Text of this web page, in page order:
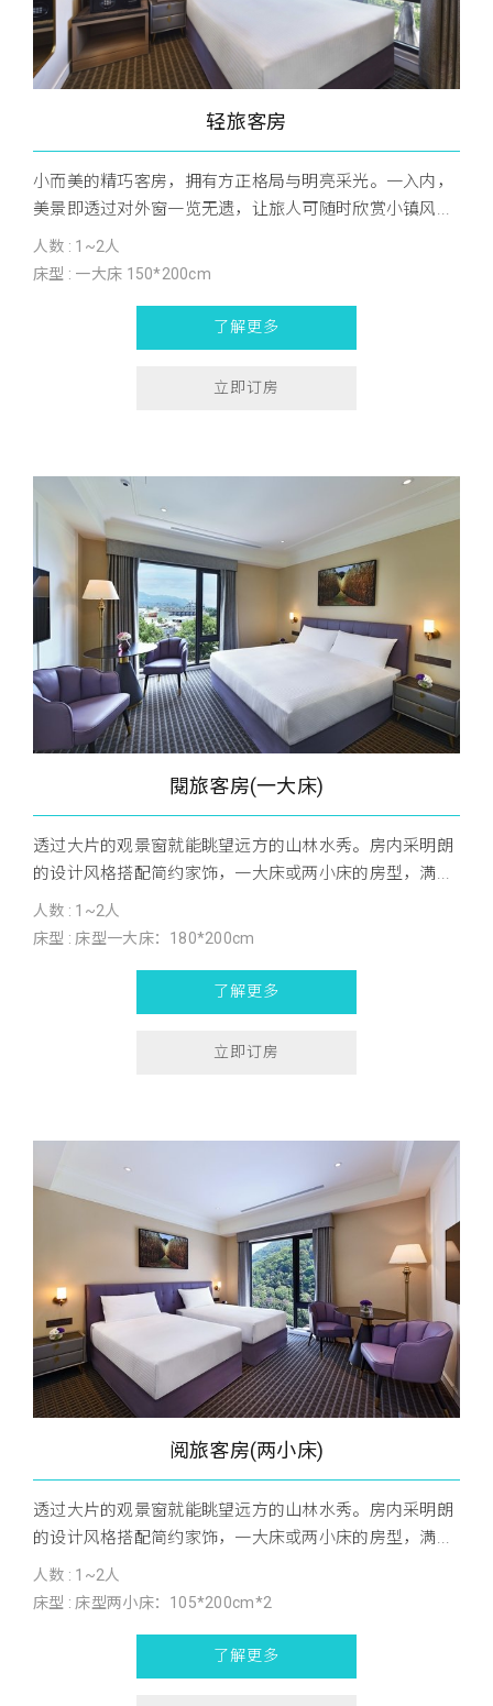
轻旅客房
小而美的精巧客房，拥有方正格局与明亮采光。一入内，
美景即透过对外窗一览无遗，让旅人可随时欣赏小镇风...
人数 : 1~2人
床型 : 一大床 150*200cm
了解更多
立即订房
閱旅客房(一大床)
透过大片的观景窗就能眺望远方的山林水秀。房内采明朗
的设计风格搭配简约家饰，一大床或两小床的房型，满...
人数 : 1~2人
床型 : 床型一大床：180*200cm
了解更多
立即订房
阅旅客房(两小床)
透过大片的观景窗就能眺望远方的山林水秀。房内采明朗
的设计风格搭配简约家饰，一大床或两小床的房型，满...
人数 : 1~2人
床型 : 床型两小床：105*200cm*2
了解更多